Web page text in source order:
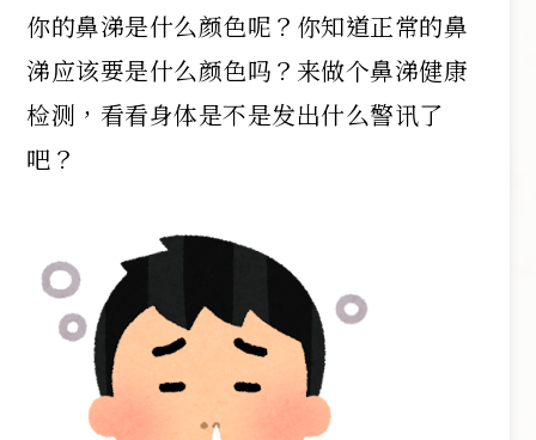
你的鼻涕是什么颜色呢？你知道正常的鼻
涕应该要是什么颜色吗？来做个鼻涕健康
检测，看看身体是不是发出什么警讯了
吧？